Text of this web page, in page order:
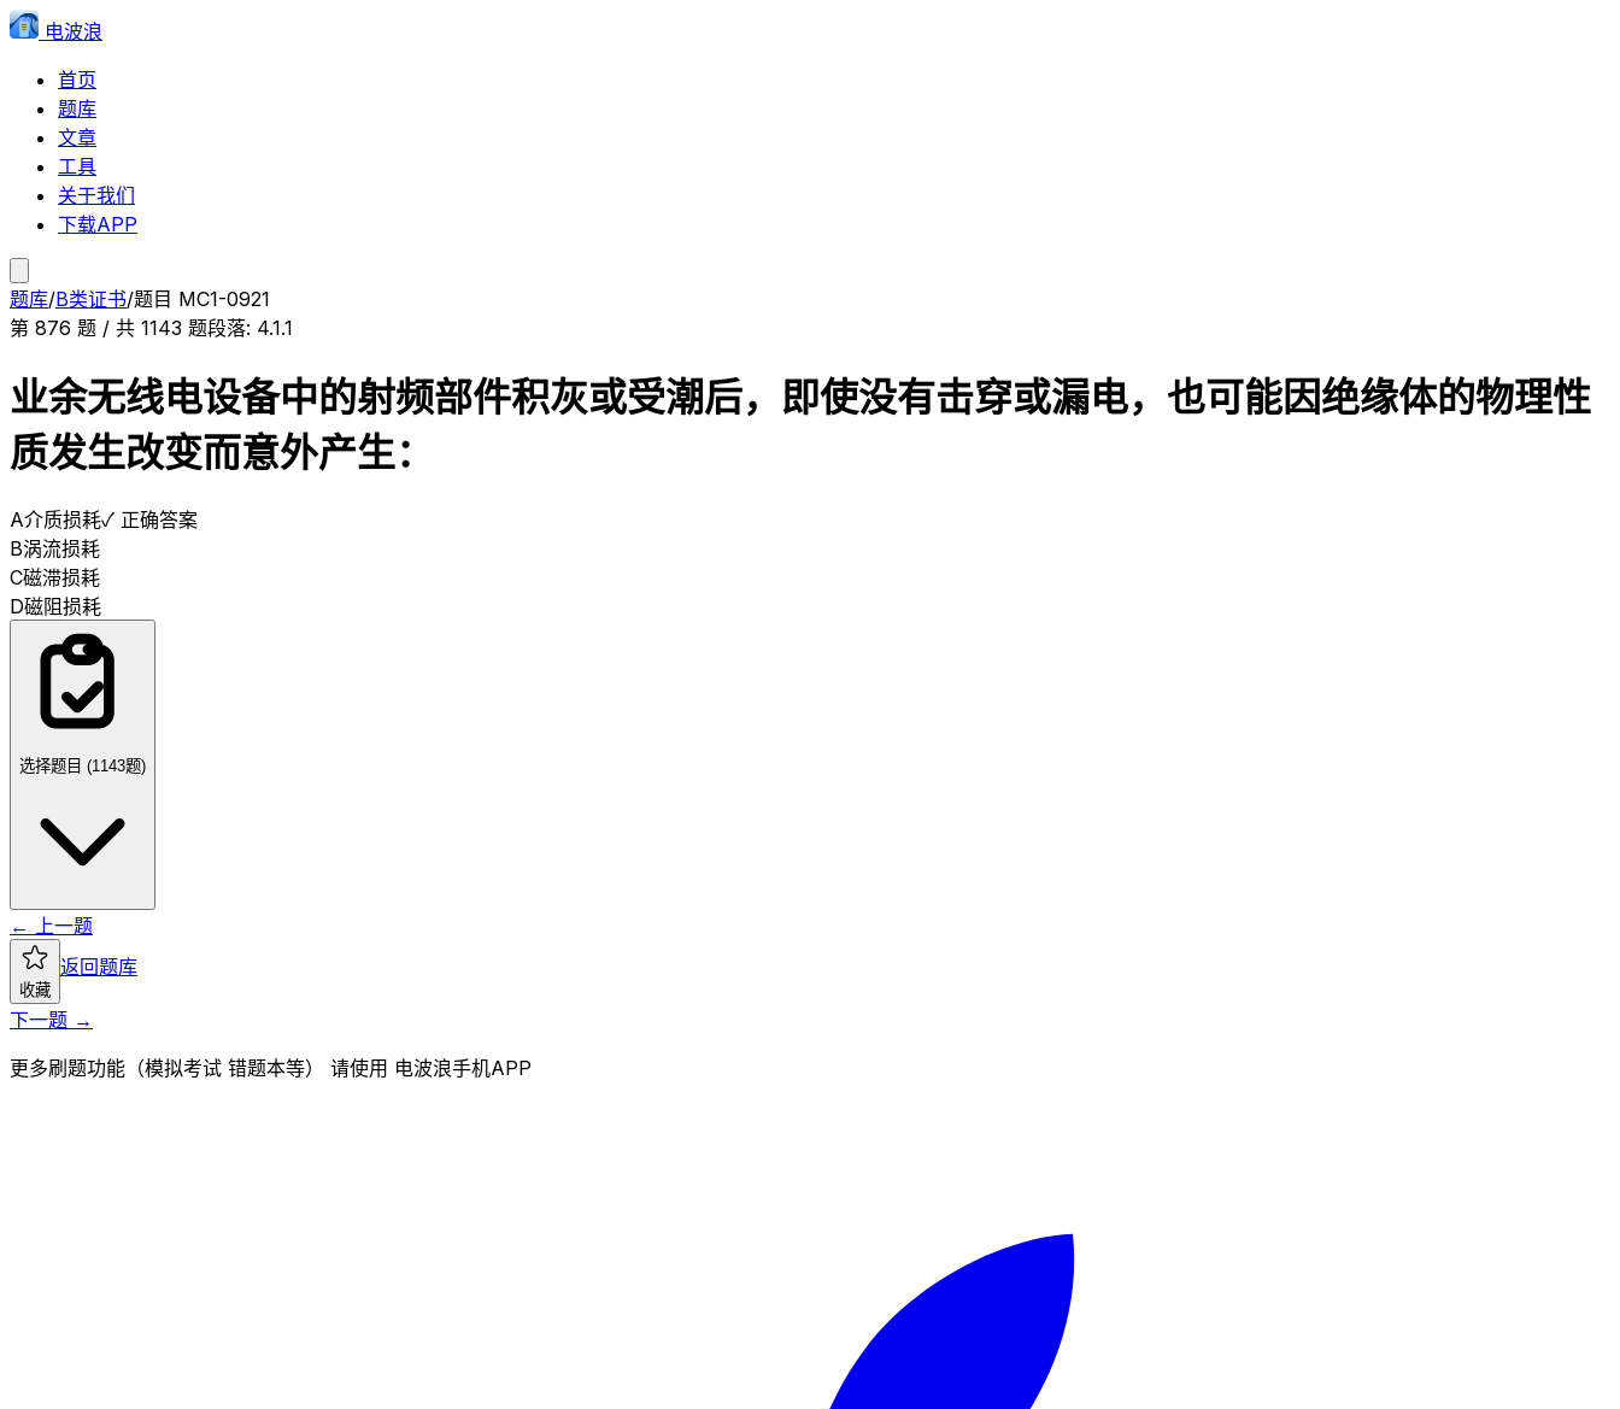
电波浪
首页
题库
文章
工具
关于我们
下载APP
题库/B类证书/题目 MC1-0921
第 876 题 / 共 1143 题段落: 4.1.1
业余无线电设备中的射频部件积灰或受潮后，即使没有击穿或漏电，也可能因绝缘体的物理性
质发生改变而意外产生：
A介质损耗✓ 正确答案
B涡流损耗
C磁滞损耗
D磁阻损耗
选择题目 (1143题)
← 上一题
收藏
返回题库
下一题 →
更多刷题功能（模拟考试 错题本等） 请使用 电波浪手机APP